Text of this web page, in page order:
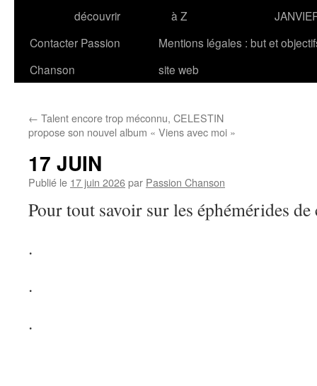
découvrir
à Z
Contacter Passion
Chanson
Mentions légales : but et
site web
← Talent encore trop méconnu, CELESTIN
propose son nouvel album « Viens avec moi »
17 JUIN
Publié le 17 juin 2026par Passion Chanson
Pour tout savoir sur les éphémérides
.
.
.